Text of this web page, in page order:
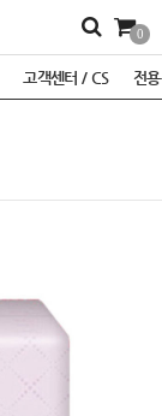
0
고객센터 / CS 전